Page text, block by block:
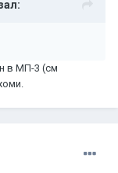
в МП-3 (см